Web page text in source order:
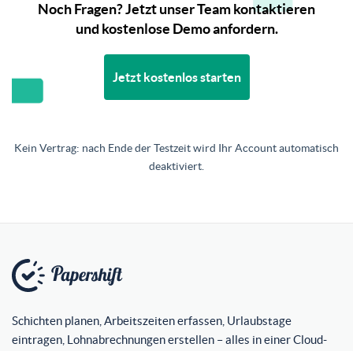
Noch Fragen? Jetzt unser Team kontaktieren
und kostenlose Demo anfordern.
Jetzt kostenlos starten
Kein Vertrag: nach Ende der Testzeit wird Ihr Account automatisch
deaktiviert.
Schichten planen, Arbeitszeiten erfassen, Urlaubstage
eintragen, Lohnabrechnungen erstellen – alles in einer Cloud-